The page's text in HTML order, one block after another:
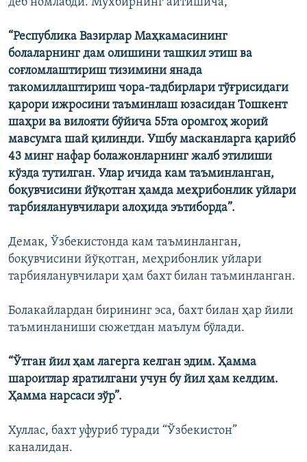
деб номлабди. Мухбирнинг айтишича,
“Республика Вазирлар Маҳкамасининг
болаларнинг дам олишини ташкил этиш ва
соғломлаштириш тизимини янада
такомиллаштириш чора-тадбирлари тўғрисидаги
қарори ижросини таъминлаш юзасидан Тошкент
шаҳри ва вилояти бўйича 55та оромгоҳ жорий
мавсумга шай қилинди. Ушбу масканларга қарийб
43 минг нафар болажонларнинг жалб этилиши
кўзда тутилган. Улар ичида кам таъминланган,
боқувчисини йўқотган ҳамда меҳрибонлик уйлари
тарбияланувчилари алоҳида эътиборда”.
Демак, Ўзбекистонда кам таъминланган,
боқувчисини йўқотган, меҳрибонлик уйлари
тарбияланувчилари ҳам бахт билан таъминланган.
Болакайлардан бирининг эса, бахт билан ҳар йили
таъминланиши сюжетдан маълум бўлади.
“Ўтган йил ҳам лагерга келган эдим. Ҳамма
шароитлар яратилгани учун бу йил ҳам келдим.
Ҳамма нарсаси зўр”.
Хуллас, бахт уфуриб туради “Ўзбекистон”
каналидан.